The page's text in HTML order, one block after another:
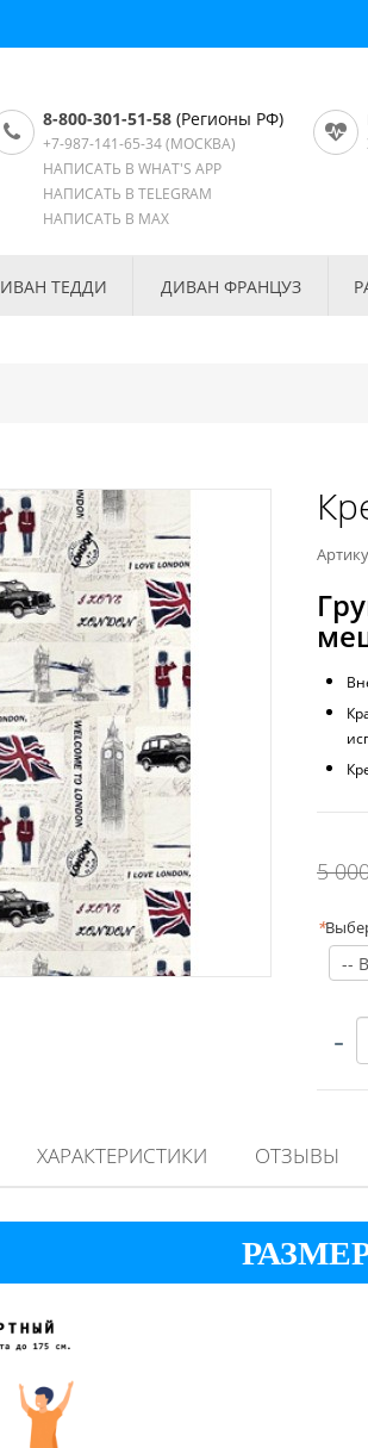
8-800-301-51-58 (Регионы РФ)
+7-987-141-65-34(МОСКВА)
НАПИСАТЬ В WHAT'S APP
НАПИСАТЬ В TELEGRAM
НАПИСАТЬ В MAX
ТЕДДИ ДИВАН ФРАНЦУЗ
5
*
-
ХАРАКТЕРИСТИКИ ОТЗЫВЫ